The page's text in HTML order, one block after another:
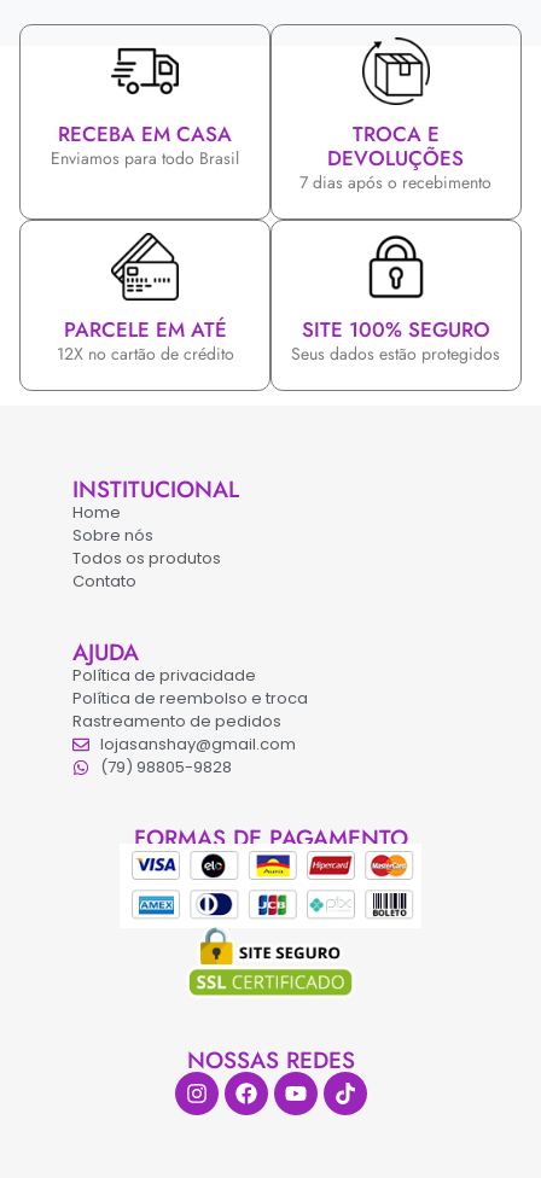
RECEBA EM CASA
Enviamos para todo Brasil
TROCA E
DEVOLUÇÕES
7 dias após o recebimento
PARCELE EM ATÉ
12X no cartão de crédito
SITE 100% SEGURO
Seus dados estão protegidos
INSTITUCIONAL
Home
Sobre nós
Todos os produtos
Contato
AJUDA
Política de privacidade
Política de reembolso e troca
Rastreamento de pedidos
lojasanshay@gmail.com
(79) 98805-9828
FORMAS DE PAGAMENTO
NOSSAS REDES